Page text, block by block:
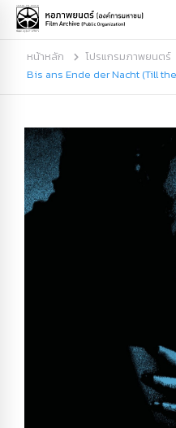
หน้าหลัก
โปรแกรมภาพยนตร์
Bis ans Ende der Nacht (Till